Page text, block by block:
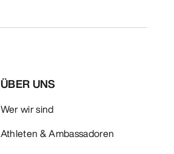
ÜBER UNS
Wer wir sind
Athleten & Ambassadoren